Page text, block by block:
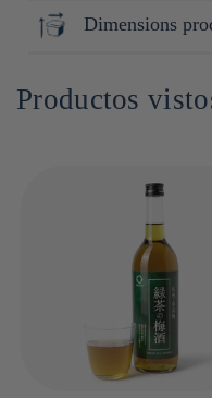
carthame
Wakayama
Dimensions
Productos